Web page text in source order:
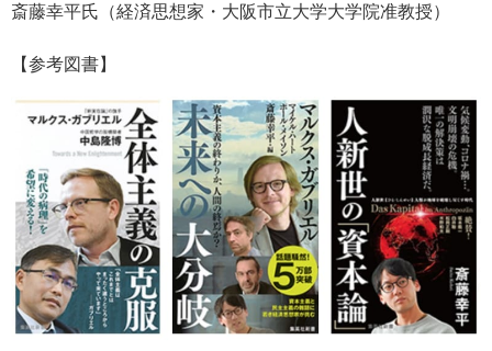
斎藤幸平氏（経済思想家・大阪市立大学大学院准教授）
【参考図書】